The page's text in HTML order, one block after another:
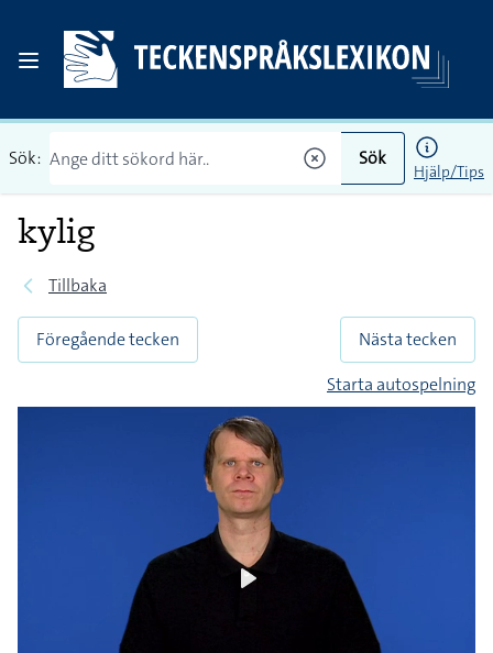
Sök: Sök
Hjälp/Tips
kylig
Tillbaka
Föregående tecken
Nästa tecken
Starta autospelning